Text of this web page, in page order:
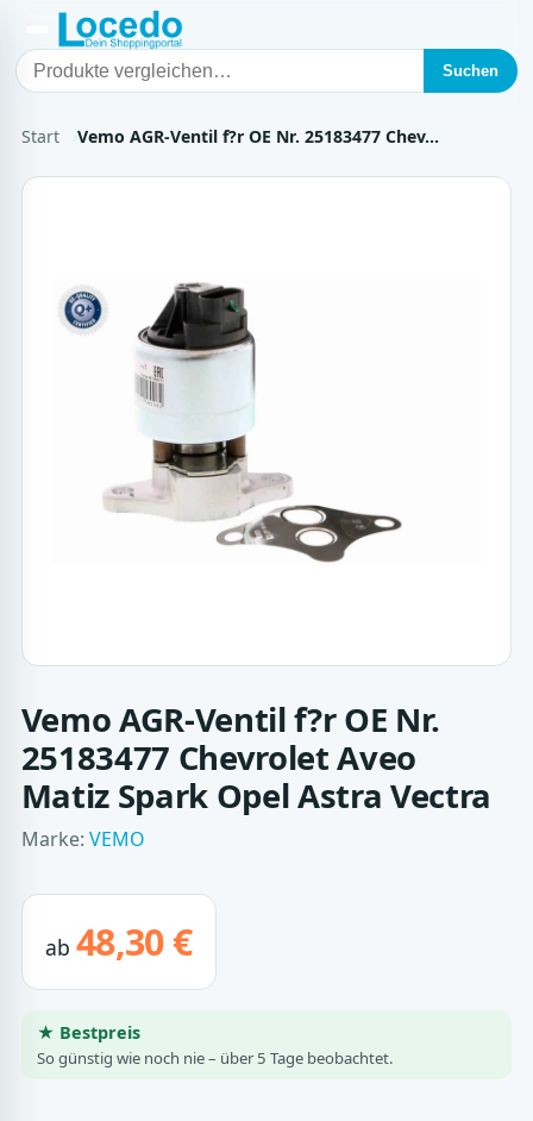
Suchen
Start Vemo AGR-Ventil f?r OE Nr. 25183477 Chev…
Vemo AGR-Ventil f?r OE Nr.
25183477 Chevrolet Aveo
Matiz Spark Opel Astra Vectra
Marke: VEMO
ab 48,30 €
★ Bestpreis
So günstig wie noch nie – über 5 Tage beobachtet.